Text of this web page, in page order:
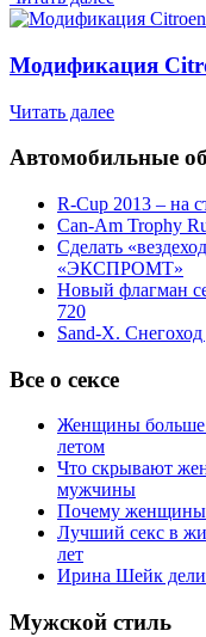
Модификация
Читать далее
Автомобильные
R-Cup 2013 – на
Can-Am Trophy
Сделать
«ЭКСПРОМТ»
Новый флагман
720
Sand-X.
Все о сексе
Женщины больше
летом
Что скрывают
мужчины
Почему женщины
Лучший секс в
лет
Ирина Шейк
Мужской стиль